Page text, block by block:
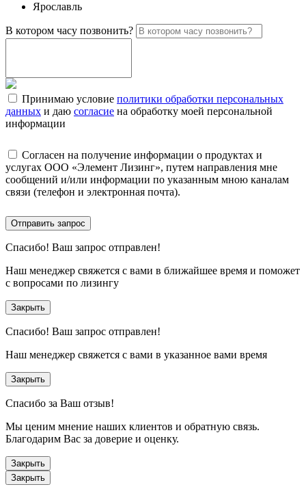
Ярославль
В котором часу позвонить?
Принимаю условие политики обработки персональных
данных и даю согласие на обработку моей персональной
информации
Согласен на получение информации о продуктах и
услугах ООО «Элемент Лизинг», путем направления мне
сообщений и/или информации по указанным мною каналам
связи (телефон и электронная почта).
Отправить запрос
Спасибо! Ваш запрос отправлен!
Наш менеджер свяжется с вами в ближайшее время и поможет
с вопросами по лизингу
Закрыть
Спасибо! Ваш запрос отправлен!
Наш менеджер свяжется с вами в указанное вами время
Закрыть
Спасибо за Ваш отзыв!
Мы ценим мнение наших клиентов и обратную связь.
Благодарим Вас за доверие и оценку.
Закрыть
Закрыть